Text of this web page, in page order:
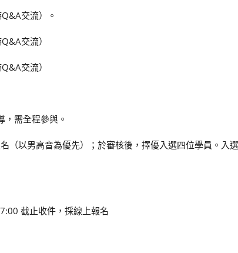
交流）。
交流）
交流）
需全程參與。
（以男高音為優先）；於審核後，擇優入選四位學員。入
截止收件，採線上報名